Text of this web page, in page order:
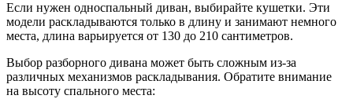
Если нужен односпальный диван, выбирайте кушетки. Эти
модели раскладываются только в длину и занимают немного
места, длина варьируется от 130 до 210 сантиметров.
Выбор разборного дивана может быть сложным из-за
различных механизмов раскладывания. Обратите внимание
на высоту спального места: